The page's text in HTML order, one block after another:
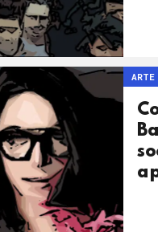
ARTE